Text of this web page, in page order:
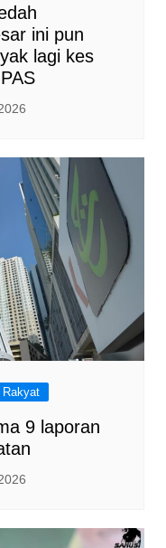
ini pun
lagi kes
Rakyat
9 laporan